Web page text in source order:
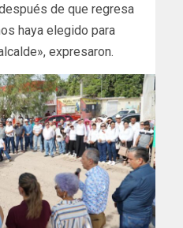
de que regresa
haya elegido para
expresaron.